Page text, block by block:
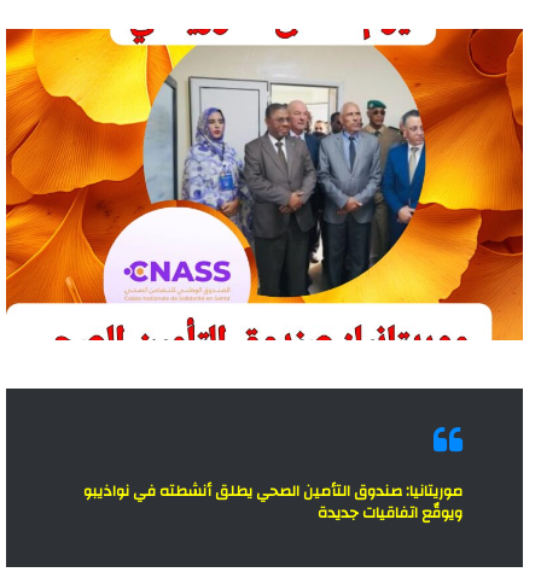
موريتانيا: صندوق التأمين الصحي يطلق أنشطته في نواذيبو
ويوقّع اتفاقيات جديدة